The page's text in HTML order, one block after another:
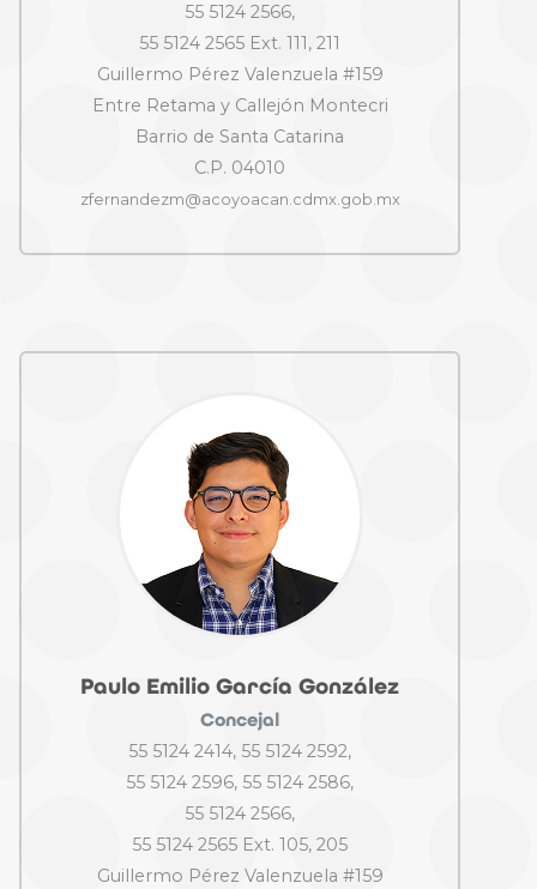
55 5124 2566,
55 5124 2565 Ext. 111, 211
Guillermo Pérez Valenzuela #159
Entre Retama y Callejón Montecri
Barrio de Santa Catarina
C.P. 04010
zfernandezm@acoyoacan.cdmx.gob.mx
Paulo Emilio García González
Concejal
55 5124 2414, 55 5124 2592,
55 5124 2596, 55 5124 2586,
55 5124 2566,
55 5124 2565 Ext. 105, 205
Guillermo Pérez Valenzuela #159